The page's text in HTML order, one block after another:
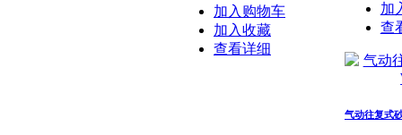
加入购物车
加入收藏
查看详细
加
查
气动往复式